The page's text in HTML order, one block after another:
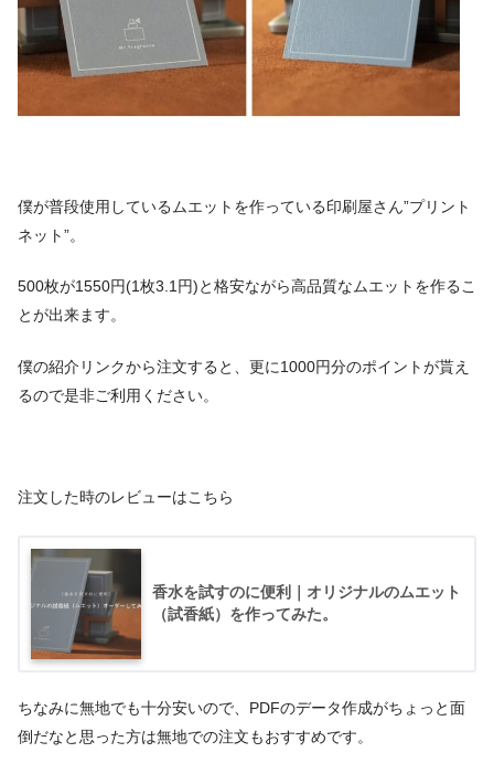
僕が普段使用しているムエットを作っている印刷屋さん”プリント
ネット”。
500枚が1550円(1枚3.1円)と格安ながら高品質なムエットを作るこ
とが出来ます。
僕の紹介リンクから注文すると、更に1000円分のポイントが貰え
るので是非ご利用ください。
注文した時のレビューはこちら
香水を試すのに便利｜オリジナルのムエット
（試香紙）を作ってみた。
ちなみに無地でも十分安いので、PDFのデータ作成がちょっと面
倒だなと思った方は無地での注文もおすすめです。